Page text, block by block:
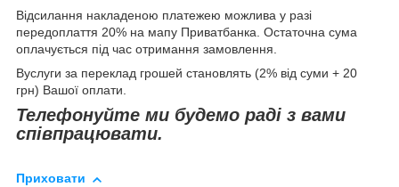
Відсилання накладеною платежею можлива у разі
передоплаття 20% на мапу Приватбанка. Остаточна сума
оплачується під час отримання замовлення.
Вуслуги за переклад грошей становлять (2% від суми + 20
грн) Вашої оплати.
Телефонуйте ми будемо раді з вами
співпрацювати.
Приховати